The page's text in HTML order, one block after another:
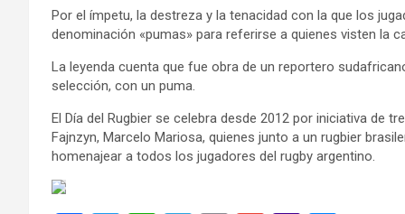
Por el ímpetu, la destreza y la tenacidad con la que los
denominación «pumas» para referirse a quienes visten la
La leyenda cuenta que fue obra de un reportero
selección, con un puma.
El Día del Rugbier se celebra desde 2012 por iniciativa de
Fajnzyn, Marcelo Mariosa, quienes junto a un rugbier
homenajear a todos los jugadores del rugby argentino.